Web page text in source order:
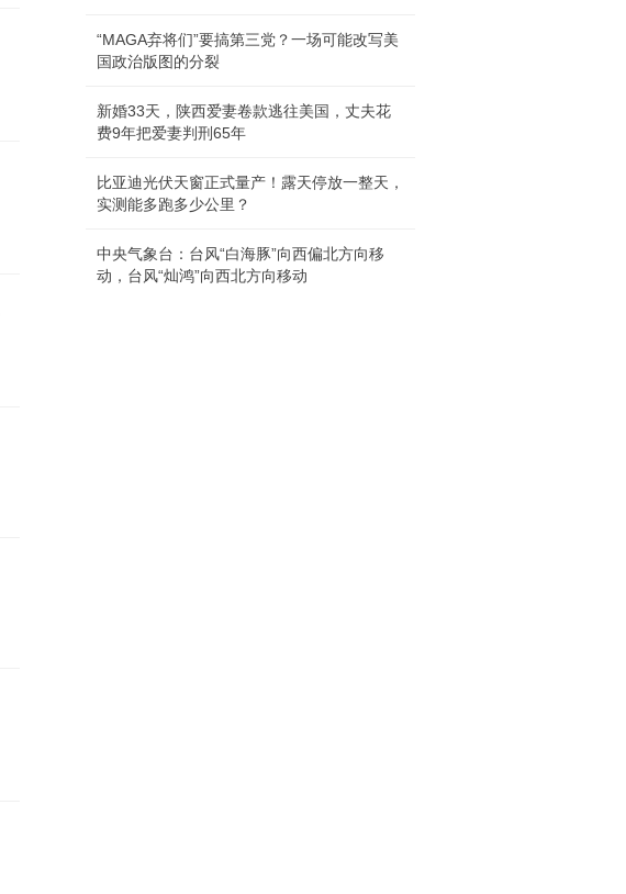
“MAGA弃将们”要搞第三党？一场可能改写美
国政治版图的分裂
新婚33天，陕西爱妻卷款逃往美国，丈夫花
费9年把爱妻判刑65年
比亚迪光伏天窗正式量产！露天停放一整天，
实测能多跑多少公里？
中央气象台：台风“白海豚”向西偏北方向移
动，台风“灿鸿”向西北方向移动